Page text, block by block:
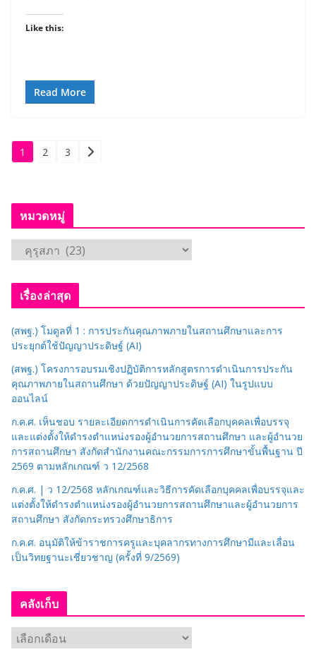
Like this:
Read More
Posts
1 2 3
หมวดหมู่
ม
ว
มู่
เรื่องล่าสุด
(สพฐ.) โมดูลที่ 1 : การประกันคุณภาพภายในสถานศึกษาและการ
ประยุกต์ใช้ปัญญาประดิษฐ์ (AI)
(สพฐ.) โครงการอบรมเชิงปฏิบัติการหลักสูตรการดำเนินการประกัน
คุณภาพภายในสถานศึกษา ด้วยปัญญาประดิษฐ์ (AI) ในรูปแบบ
ออนไลน์
ก.ค.ศ. เห็นชอบ รายละเอียดการดำเนินการคัดเลือกบุคคลเพื่อบรรจุ
และแต่งตั้งให้ดำรงตำแหน่งรองผู้อำนวยการสถานศึกษา และผู้อำนวย
การสถานศึกษา สังกัดสำนักงานคณะกรรมการการศึกษาขั้นพื้นฐาน ปี
2569 ตามหลักเกณฑ์ ว 12/2568
ก.ค.ศ. | ว 12/2568 หลักเกณฑ์และวิธีการคัดเลือกบุคคลเพื่อบรรจุและ
แต่งตั้งให้ดำรงตำแหน่งรองผู้อำนวยการสถานศึกษาและผู้อำนวยการ
สถานศึกษา สังกัดกระทรวงศึกษาธิการ
ก.ค.ศ. อนุมัติให้ข้าราชการครูและบุคลากรทางการศึกษามีและเลื่อน
เป็นวิทยฐานะเชี่ยวชาญ (ครั้งที่ 9/2569)
คลังเก็บ
ลั